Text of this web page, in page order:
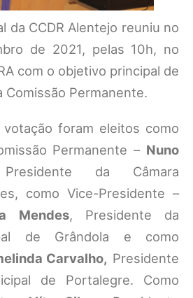
da CCDR Alentejo reuniu no
de 2021, pelas 10h, no
com o objetivo principal de
Comissão Permanente.
foram eleitos como
Permanente – Nuno
da Câmara
como Vice-Presidente –
Mendes, Presidente da
de Grândola e como
Carvalho, Presidente
de Portalegre. Como